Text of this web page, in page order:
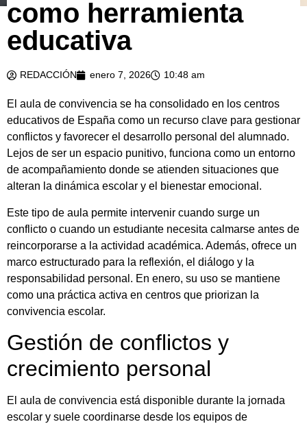
como herramienta
educativa
REDACCIÓN enero 7, 2026 10:48 am
El aula de convivencia se ha consolidado en los centros
educativos de España como un recurso clave para gestionar
conflictos y favorecer el desarrollo personal del alumnado.
Lejos de ser un espacio punitivo, funciona como un entorno
de acompañamiento donde se atienden situaciones que
alteran la dinámica escolar y el bienestar emocional.
Este tipo de aula permite intervenir cuando surge un
conflicto o cuando un estudiante necesita calmarse antes de
reincorporarse a la actividad académica. Además, ofrece un
marco estructurado para la reflexión, el diálogo y la
responsabilidad personal. En enero, su uso se mantiene
como una práctica activa en centros que priorizan la
convivencia escolar.
Gestión de conflictos y
crecimiento personal
El aula de convivencia está disponible durante la jornada
escolar y suele coordinarse desde los equipos de